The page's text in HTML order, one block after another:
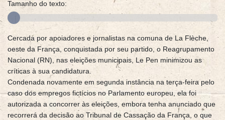
Tamanho do texto:
Cercada por apoiadores e jornalistas na comuna de La Flèche,
oeste da França, conquistada por seu partido, o Reagrupamento
Nacional (RN), nas eleições municipais, Le Pen minimizou as
críticas à sua candidatura.
Condenada novamente em segunda instância na terça-feira pelo
caso dos empregos fictícios no Parlamento europeu, ela foi
autorizada a concorrer às eleições, embora tenha anunciado que
recorrerá da decisão ao Tribunal de Cassação da França, o que